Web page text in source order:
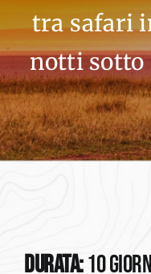
tra safari
notti sotto
Durata:10